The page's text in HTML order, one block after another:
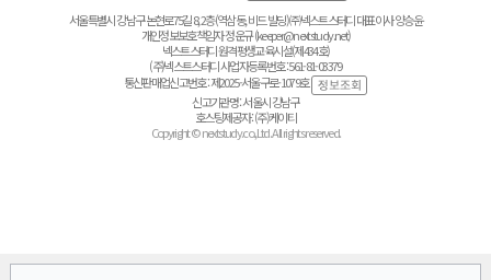
서울특별시 강남구 논현로75길 8, 2층(역삼동, 비드 빌딩) ㈜넥스트스터디 대표이사 양승윤
개인정보보호책임자 정운규 (keeper@nextstudy.net)
넥스트스터디 원격평생교육시설(제434호)
(주)넥스트스터디 사업자등록번호 : 561-81-03379
통신판매업신고번호 : 제2025-서울구로-1079호
신고기관명 : 서울시 강남구
호스팅제공자 : (주)케이티
Copyright © nextstudy.co.,Ltd. All rights reserved.